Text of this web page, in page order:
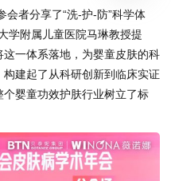
者分享了“洗-护-防”科学体
学附属儿童医院马琳教授提
一体系落地，为婴童皮肤的科
建起了从科研创新到临床实证
婴童功效护肤行业树立了标